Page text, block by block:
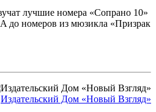
лучшие номера «Сопрано 10»
до номеров из мюзикла «Призрак
Издательский Дом «Новый Взгляд»